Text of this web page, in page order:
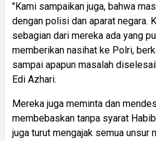
"Kami sampaikan juga, bahwa
dengan polisi dan aparat negara.
sebagian dari mereka ada yang
memberikan nasihat ke Polri,
sampai apapun masalah
Edi Azhari.
Mereka juga meminta dan
membebaskan tanpa syarat
juga turut mengajak semua unsur